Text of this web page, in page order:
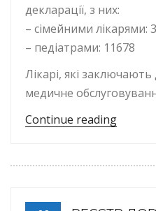
декларації, з них:
– сімейними лікарями:
– педіатрами: 11678
Лікарі, які
медичне
Continue reading